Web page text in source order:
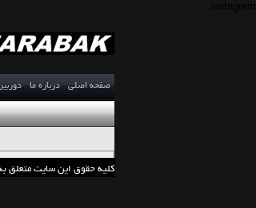
صفحه اصلي درباره ما
کلیه حقوق این سایت متعلق